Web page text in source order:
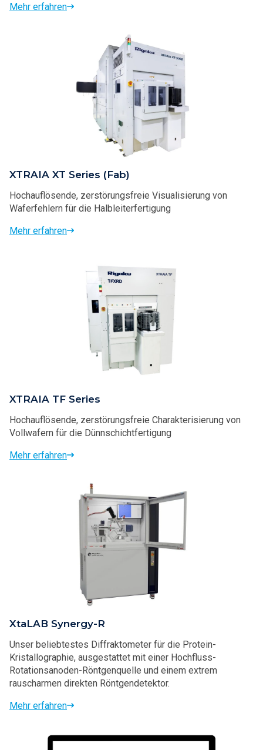
Mehr erfahren
XTRAIA XT Series (Fab)
Hochauflösende, zerstörungsfreie Visualisierung von
Waferfehlern für die Halbleiterfertigung
Mehr erfahren
XTRAIA TF Series
Hochauflösende, zerstörungsfreie Charakterisierung von
Vollwafern für die Dünnschichtfertigung
Mehr erfahren
XtaLAB Synergy-R
Unser beliebtestes Diffraktometer für die Protein-
Kristallographie, ausgestattet mit einer Hochfluss-
Rotationsanoden-Röntgenquelle und einem extrem
rauscharmen direkten Röntgendetektor.
Mehr erfahren